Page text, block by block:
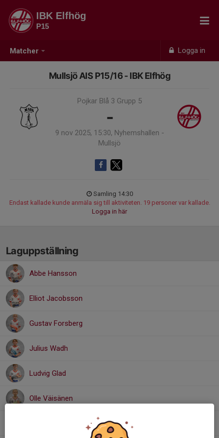
Matcher Logga in
IBK Elfhög
P15
Mullsjö AIS P15/16 - IBK Elfhög
Pojkar Blå 3 Grupp 5
-
9 nov 2025, 15:30, Nyhemshallen -
Mullsjö
Samling 14:30
Endast kallade kunde anmäla sig till aktiviteten. 19 personer var kallade.
Logga in här
Laguppställning
Abbe Hansson
Elliot Jacobsson
Gustav Forsberg
Julius Wadh
Ludvig Glad
Olle Väisänen